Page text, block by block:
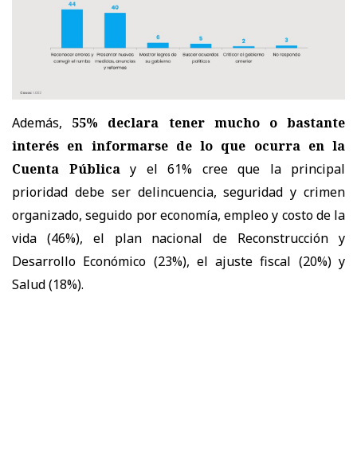
Además, 55% declara tener mucho o bastante
interés en informarse de lo que ocurra en la
Cuenta Públicay el 61% cree que la principal
prioridad debe ser delincuencia, seguridad y crimen
organizado, seguido por economía, empleo y costo de la
vida (46%), el plan nacional de Reconstrucción y
Desarrollo Económico (23%), el ajuste fiscal (20%) y
Salud (18%).